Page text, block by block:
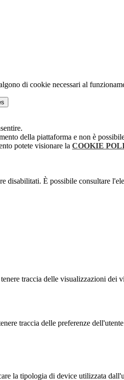
di cookie necessari al
della piattaforma e non è
potete visionare la COOKIE
disabilitati. È possibile consultare
traccia delle visualizzazioni dei
traccia delle preferenze
la tipologia di device utilizzata